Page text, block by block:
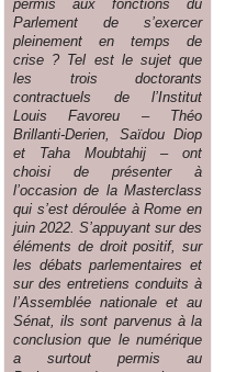
permis aux fonctions du
Parlement de s’exercer
pleinement en temps de
crise ? Tel est le sujet que
les trois doctorants
contractuels de l’Institut
Louis Favoreu – Théo
Brillanti-Derien, Saïdou Diop
et Taha Moubtahij – ont
choisi de présenter à
l’occasion de la Masterclass
qui s’est déroulée à Rome en
juin 2022. S’appuyant sur des
éléments de droit positif, sur
les débats parlementaires et
sur des entretiens conduits à
l’Assemblée nationale et au
Sénat, ils sont parvenus à la
conclusion que le numérique
a surtout permis au